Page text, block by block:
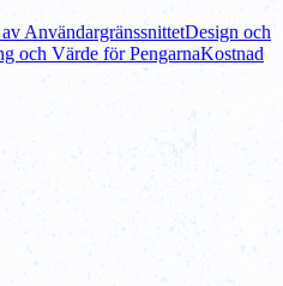
AnvändargränssnittetDesign och
och Värde för PengarnaKostnad